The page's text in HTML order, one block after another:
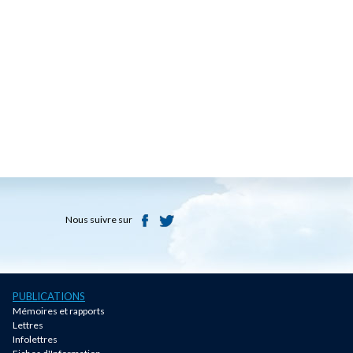
Nous suivre sur
PUBLICATIONS
Mémoires et rapports
Lettres
Infolettres